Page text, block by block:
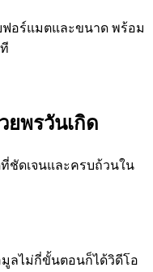
อร์แมตและขนาด พร้อม
ยพรวันเกิด
ชัดเจนและครบถ้วนใน
ลไม่กี่ขั้นตอนก็ได้วิดีโอ